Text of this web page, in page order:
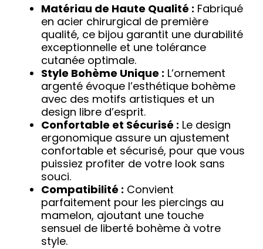
Matériau de Haute Qualité : Fabriqué
en acier chirurgical de première
qualité, ce bijou garantit une durabilité
exceptionnelle et une tolérance
cutanée optimale.
Style Bohème Unique : L’ornement
argenté évoque l’esthétique bohème
avec des motifs artistiques et un
design libre d’esprit.
Confortable et Sécurisé : Le design
ergonomique assure un ajustement
confortable et sécurisé, pour que vous
puissiez profiter de votre look sans
souci.
Compatibilité : Convient
parfaitement pour les piercings au
mamelon, ajoutant une touche
sensuel de liberté bohème à votre
style.